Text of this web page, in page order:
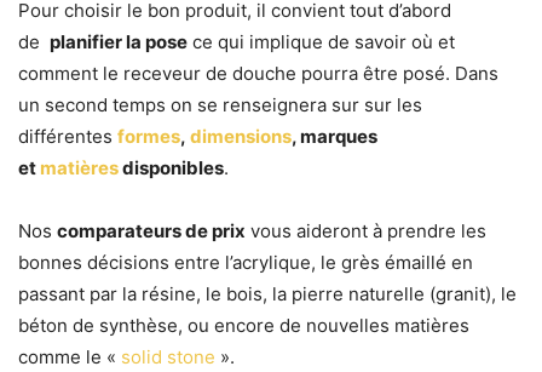
Pour choisir le bon produit, il convient tout d’abord
de planifier la pose ce qui implique de savoir où et
comment le receveur de douche pourra être posé. Dans
un second temps on se renseignera sur sur les
différentes formes, dimensions, marques
et matièresdisponibles.
Nos comparateurs de prix vous aideront à prendre les
bonnes décisions entre l’acrylique, le grès émaillé en
passant par la résine, le bois, la pierre naturelle (granit), le
béton de synthèse, ou encore de nouvelles matières
comme le « solid stone ».